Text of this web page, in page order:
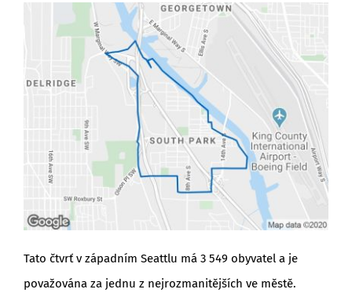
Tato čtvrť v západním Seattlu má 3 549 obyvatel a je
považována za jednu z nejrozmanitějších ve městě.